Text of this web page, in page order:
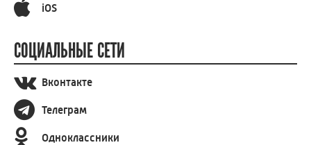
iOS
СОЦИАЛЬНЫЕ СЕТИ
Вконтакте
Телеграм
Одноклассники